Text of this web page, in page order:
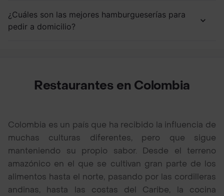
¿Cuáles son las mejores hamburgueserías para
pedir a domicilio?
Restaurantes en Colombia
Colombia es un país que ha recibido la influencia de
muchas culturas diferentes, pero que sigue
manteniendo su propio sabor. Desde el terreno
amazónico en el que se cultivan gran parte de los
alimentos hasta el norte, pasando por las cordilleras
andinas, hasta las costas del Caribe, la cocina